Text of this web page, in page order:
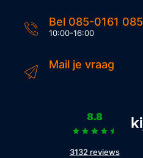
Bel 085-0161 085
10:00-16:00
Mail je vraag
8.8
3132 reviews